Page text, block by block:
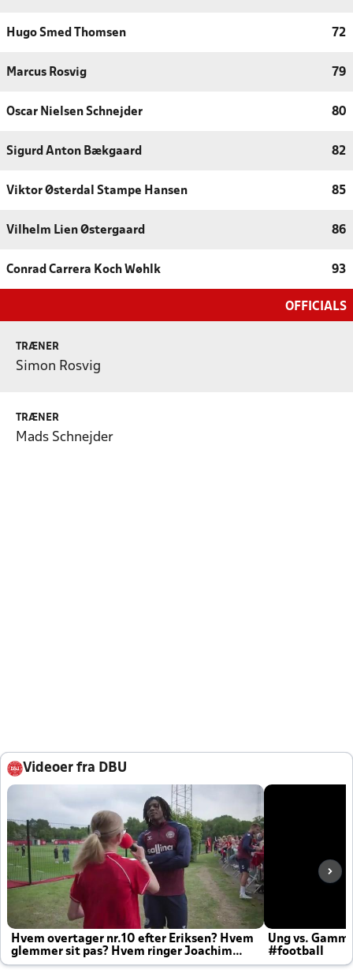
Hugo Smed Thomsen 72
Marcus Rosvig 79
Oscar Nielsen Schnejder 80
Sigurd Anton Bækgaard 82
Viktor Østerdal Stampe Hansen 85
Vilhelm Lien Østergaard 86
Conrad Carrera Koch Wøhlk 93
OFFICIALS
TRÆNER
Simon Rosvig
TRÆNER
Mads Schnejder
Videoer fra DBU
Hvem overtager nr.10 efter Eriksen? Hvem
glemmer sit pas? Hvem ringer Joachim
altid til efter kampe?
Ung vs.
#football